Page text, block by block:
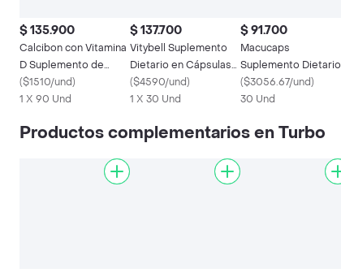
$ 135.900
Calcibon con Vitamina
D Suplemento de
Calcio en Tabletas
($1510/und)
1 X 90 Und
$ 137.700
Vitybell Suplemento
Dietario en Cápsulas
Blandas
($4590/und)
1 X 30 Und
$ 91.700
Macucaps
Suplemento Dietario
Multiples
Componentes
($3056.67/und)
30 Und
Productos complementarios en Turbo